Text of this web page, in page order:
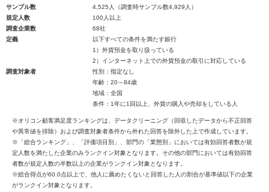
サンプル数
4,525人（調査時サンプル数4,929人）
規定人数
100人以上
調査企業数
68社
定義
以下すべての条件を満たす銀行
1）外貨預金を取り扱っている
2）インターネット上での外貨預金の取引に対応している
調査対象者
性別：指定なし
年齢：20～84歳
地域：全国
条件：1年に1回以上、外貨の購入や売却をしている人
※オリコン顧客満足度ランキングは、データクリーニング（回収したデータから不正回答
や異常値を排除）および調査対象者条件から外れた回答を除外した上で作成しています。
※「総合ランキング」、「評価項目別」、部門の「業態別」においては有効回答者数が規
定人数を満たした企業のみランクイン対象となります。その他の部門においては有効回答
者数が規定人数の半数以上の企業がランクイン対象となります。
※総合得点が60.0点以上で、他人に薦めたくないと回答した人の割合が基準値以下の企業
がランクイン対象となります。